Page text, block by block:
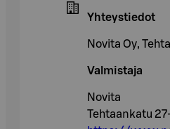
Yhteystiedot
Novita Oy,
Valmistaja
Novita
Tehtaankatu